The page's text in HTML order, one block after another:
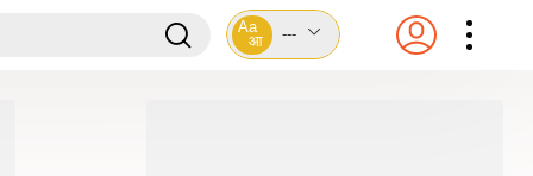
Aa
आ
---